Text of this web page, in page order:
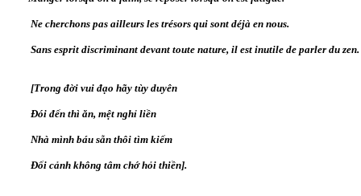
Ne cherchons pas ailleurs les trésors qui sont déjà en nous.
Sans esprit discriminant devant toute nature, il est inutile de parler du zen.
[Trong đời vui đạo hãy tùy duyên
Đói đến thì ăn, mệt nghỉ liền
Nhà mình báu sẵn thôi tìm kiếm
Đối cảnh không tâm chớ hỏi thiền].